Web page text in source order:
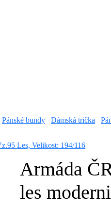
Pánské bundy Dámská trička
Les, Velikost: 194/116
Armáda
les